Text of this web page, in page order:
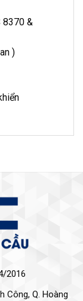
8370 &
)
2016
Công, Q. Hoàng